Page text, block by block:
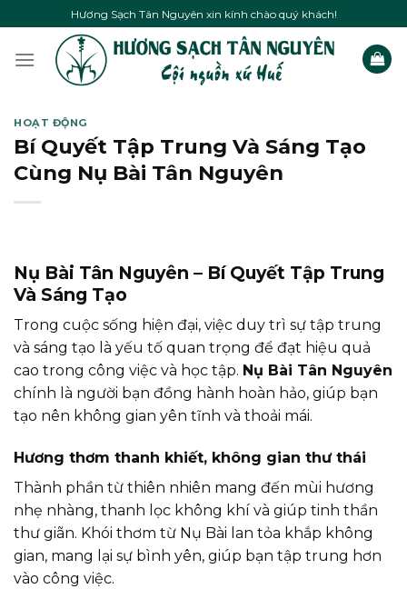
to
content
Hương Sạch Tân Nguyên xin kính chào quý khách!
HOẠT ĐỘNG
Bí Quyết Tập Trung Và Sáng Tạo
Cùng Nụ Bài Tân Nguyên
Nụ Bài Tân Nguyên – Bí Quyết Tập Trung
Và Sáng Tạo
Trong cuộc sống hiện đại, việc duy trì sự tập trung
và sáng tạo là yếu tố quan trọng để đạt hiệu quả
cao trong công việc và học tập. Nụ Bài Tân Nguyên
chính là người bạn đồng hành hoàn hảo, giúp bạn
tạo nên không gian yên tĩnh và thoải mái.
Hương thơm thanh khiết, không gian thư thái
Thành phần từ thiên nhiên mang đến mùi hương
nhẹ nhàng, thanh lọc không khí và giúp tinh thần
thư giãn. Khói thơm từ Nụ Bài lan tỏa khắp không
gian, mang lại sự bình yên, giúp bạn tập trung hơn
vào công việc.